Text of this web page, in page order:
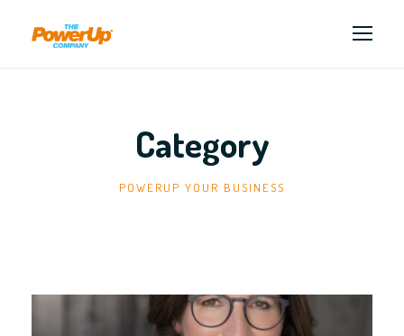
Category
POWERUP YOUR BUSINESS